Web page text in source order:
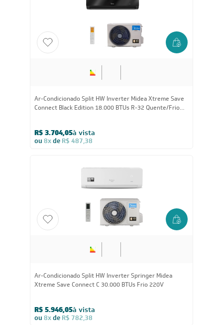
Ar-Condicionado Split HW Inverter Midea Xtreme Save
Connect Black Edition 18.000 BTUs R-32 Quente/Frio
R$ 3.704,05à vista
ou 8xde R$ 487,38
Ar-Condicionado Split HW Inverter Springer Midea
Xtreme Save Connect C 30.000 BTUs Frio 220V
R$ 5.946,05à vista
ou 8xde R$ 782,38